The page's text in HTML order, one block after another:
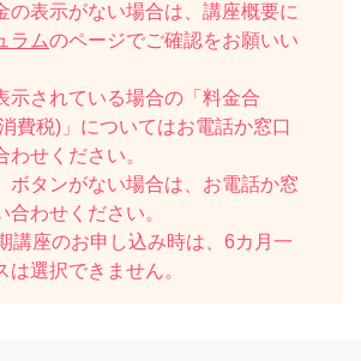
の表示がない場合は、講座概要に
ラムのページでご確認をお願いい
示されている場合の「料金合
費税)」についてはお電話か窓口
わせください。
ボタンがない場合は、お電話か窓
合わせください。
講座のお申し込み時は、6カ月一
は選択できません。